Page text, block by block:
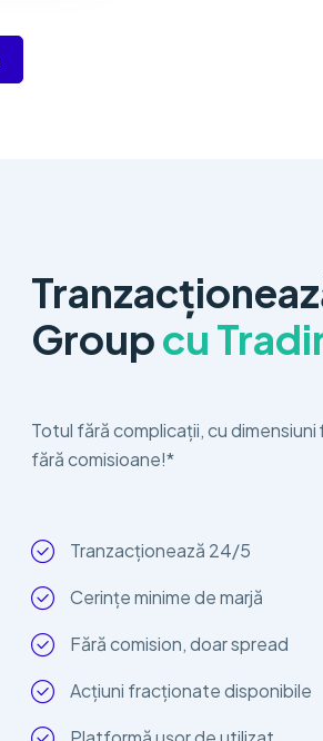
Groupcu
Totul fără complicații, cu
fără comisioane!*
Tranzacționează 24/5
Cerințe minime de marjă
Fără comision, doar spread
Acțiuni fracționate disponibile